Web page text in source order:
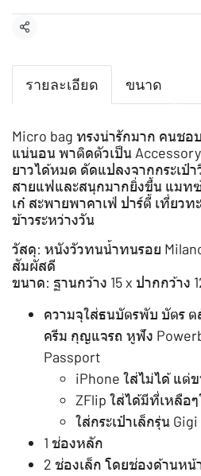
แชร์
รายละเอียด ขนาด
Micro bag ทรงน่ารักมาก คนชอ
แน่นอน พาติดตัวเป็น
ยาวได้หมด ดัดแปลงจากกระเป๋
สายแฟและสนุกมากยิ่งขึ้น แมท
เก๋ สะพายพาคาเฟ่ ปาร์ตี้ เที่ยว
ข้าวระหว่างวัน
วัสดุ: หนังวัวทนน้ำทนรอย
สัมผัสดี
ขนาด: ฐานกว้าง 15 x ปากกว้าง
ความจุใส่ธนบัตรพับ บัตร
ครีม กุญแจรถ หูฟัง
Passport️
iPhone ใส่ไม่ได้ แต่
️ZFlip ใส่ได้มีที่เหลือ
ใส่กระเป๋าเล็กรุ่น
1 ช่องหลัก
2 ช่องเล็ก โดยช่องด้านห